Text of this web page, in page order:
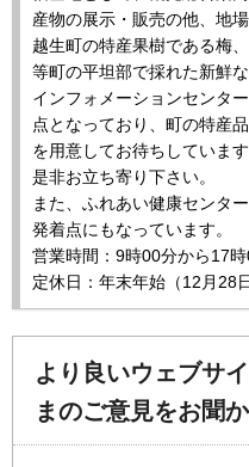
産物の展示・販売の他、地
越生町の特産果樹である梅
等町の平坦部で採れた新鮮
インフォメーションセンタ
点となっており、町の特産
を用意してお待ちしています
是非お立ち寄り下さい。
また、ふれあい健康センタ
発着点にもなっています。
営業時間：9時00分から17
定休日：年末年始（12月28
より良いウェブサ
まのご意見をお聞